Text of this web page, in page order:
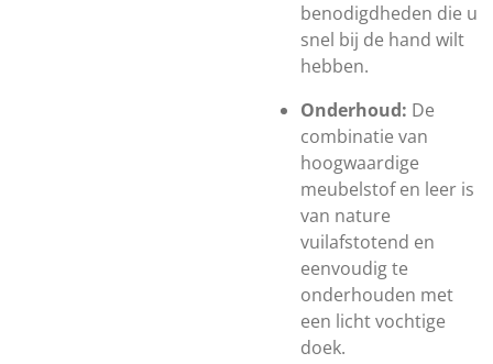
benodigdheden die u
snel bij de hand wilt
hebben.
Onderhoud: De
combinatie van
hoogwaardige
meubelstof en leer is
van nature
vuilafstotend en
eenvoudig te
onderhouden met
een licht vochtige
doek.